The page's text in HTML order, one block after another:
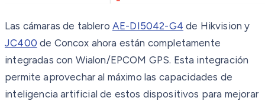
Las cámaras de tablero AE-DI5042-G4 de Hikvision y
JC400 de Concox ahora están completamente
integradas con Wialon/EPCOM GPS. Esta integración
permite aprovechar al máximo las capacidades de
inteligencia artificial de estos dispositivos para mejorar